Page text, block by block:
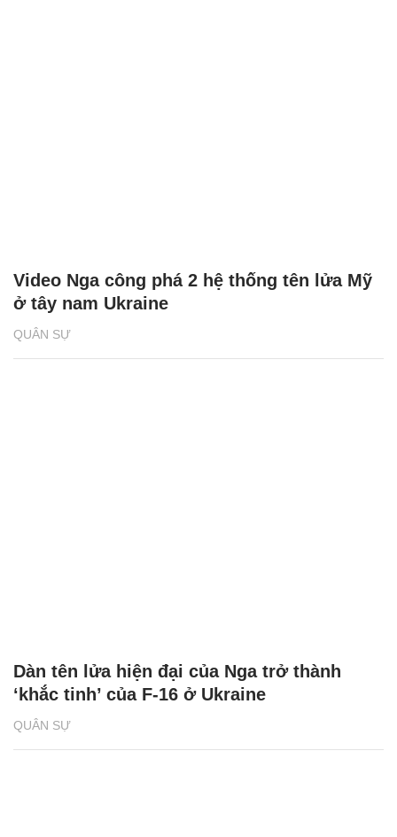
QUÂN SỰ
Video Nga công phá 2 hệ thống tên lửa Mỹ
ở tây nam Ukraine
QUÂN SỰ
Dàn tên lửa hiện đại của Nga trở thành
‘khắc tinh’ của F-16 ở Ukraine